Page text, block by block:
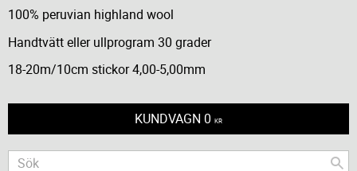
100% peruvian highland wool
Handtvätt eller ullprogram 30 grader
18-20m/10cm stickor 4,00-5,00mm
KUNDVAGN 0 KR